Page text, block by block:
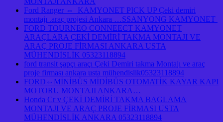
Ford Ranger ⇔ KAMYONET PICK UP Çeki demiri
montajı .araç projesi Ankara …SSANYONG KAMYONET
FORD TOURNEO CONNEECT KAMYONET
ARAÇLARA ÇEKİ DEMİRİ TAKMA MONTAJI VE
ARAÇ PROJE FİRMASI ANKARA USTA
MÜHENDİSLİK 05323118894
ford transit şapçı araçı Çeki Demiri takma Montajı ve araç
proje firması ankara usta mühendislik05323118894
FORD⇔MİNİBÜS MİDİBÜS OTOMATİK KAYAR KAPI
MOTORU MONTAJI ANKARA…
Honda Cr v ÇEKİ DEMİRİ TAKMA BAGLAMA
MONTAJI VE ARAÇ PROJE FİRMASI USTA
MÜHENDİSLİK ANKARA 05323118894